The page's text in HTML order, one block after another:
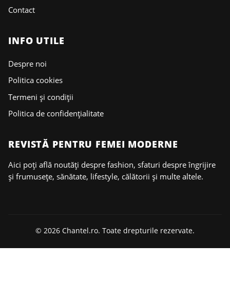
Contact
INFO UTILE
Despre noi
Politica cookies
Termeni și condiții
Politica de confidențialitate
REVISTĂ PENTRU FEMEI MODERNE
Aici poți află noutăți despre fashion, sfaturi despre îngrijire
și frumusețe, sănătate, lifestyle, călătorii și multe altele.
© 2026 Chantel.ro. Toate drepturile rezervate.